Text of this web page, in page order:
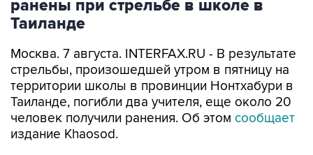
Москва. 7 августа. INTERFAX.RU - В результате
территории школы в провинции Нонтхабури в
Таиланде, погибли два учителя, еще около 20
человек получили ранения. Об этомсообщает
издание Khaosod.
Власти эвакуировали учеников,